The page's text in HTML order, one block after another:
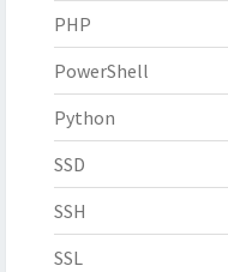
PHP
PowerShell
Python
SSD
SSH
SSL